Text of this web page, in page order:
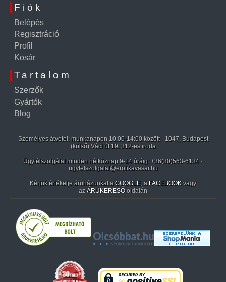
Fiók
Belépés
Regisztráció
Profil
Kosár
Tartalom
Szerzők
Gyártók
Blog
Személyes átvétel: munkanapon 10:00-14:00 között · 1047, Budapest
(külső) Váci út 19. 312-es iroda
Ügyfélszolgálat minden hétköznap 9-14 óráig: +36(30)563-6134 ·
ugyfelszolgalat@erotikavasar.hu
Kérjük értékelje áruházunkat a GOOGLE, a FACEBOOK vagy
az ÁRUKERESŐ oldalán